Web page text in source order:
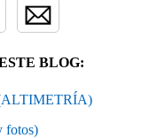
BLOG:
fotos)